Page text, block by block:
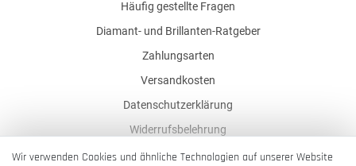
Häufig gestellte Fragen
Diamant- und Brillanten-Ratgeber
Zahlungsarten
Versandkosten
Datenschutzerklärung
Widerrufsbelehrung
AGB
Wir verwenden Cookies und ähnliche Technologien auf unserer Website